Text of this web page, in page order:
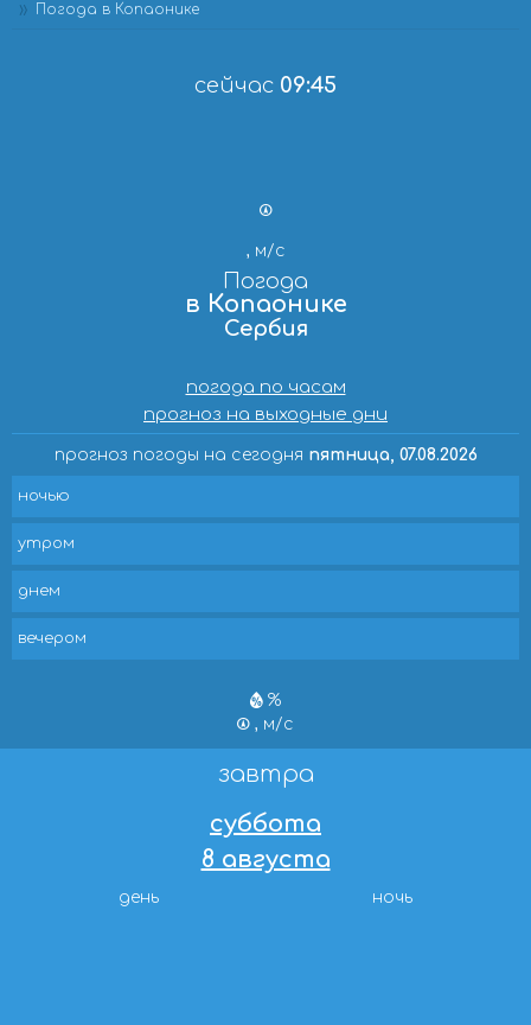
Погода в Копаонике
сейчас 09:45
, м/с
Погода
в Копаонике
Сербия
погода по часам
прогноз на выходные дни
прогноз погоды на сегодня пятница, 07.08.2026
ночью
утром
днем
вечером
%
, м/с
завтра
суббота
8 августа
день ночь